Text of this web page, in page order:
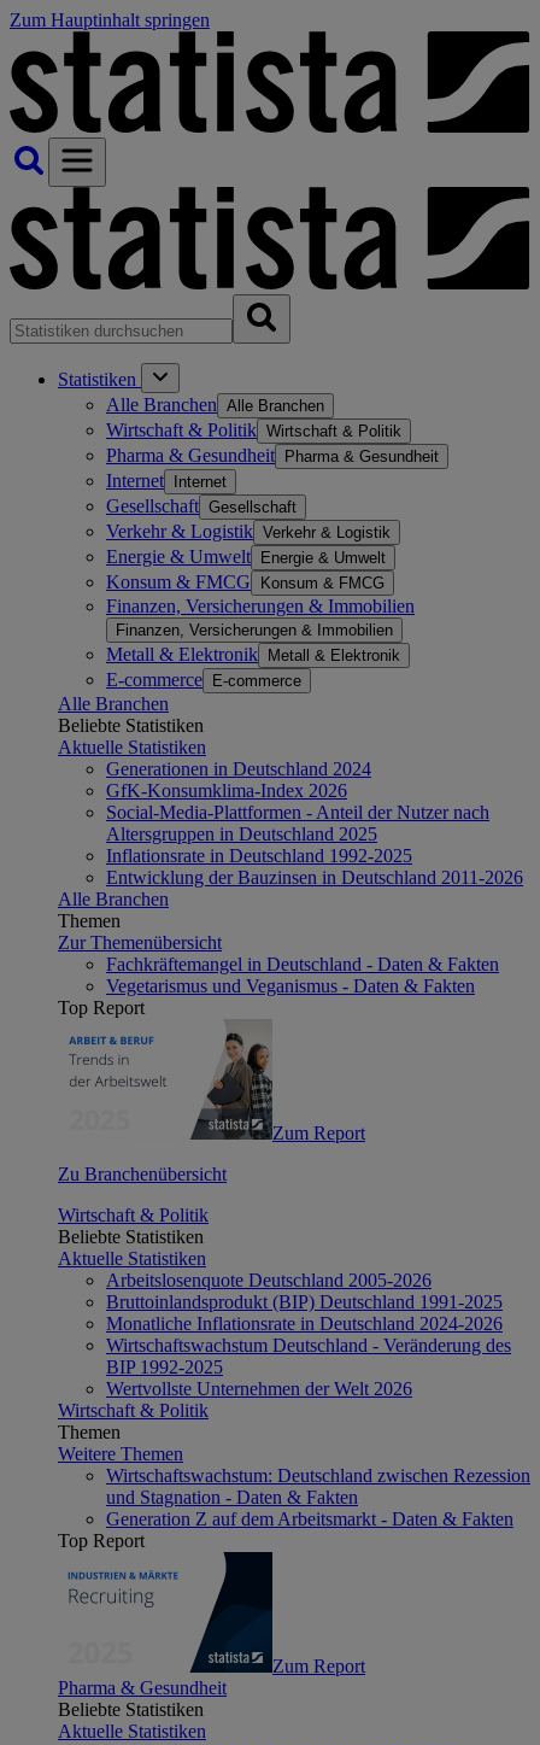
Zum Hauptinhalt springen
Statistiken
Alle Branchen Alle Branchen
Wirtschaft & Politik Wirtschaft & Politik
Pharma & Gesundheit Pharma & Gesundheit
Internet Internet
Gesellschaft Gesellschaft
Verkehr & Logistik Verkehr & Logistik
Energie & Umwelt Energie & Umwelt
Konsum & FMCG Konsum & FMCG
Finanzen, Versicherungen & Immobilien
Finanzen, Versicherungen & Immobilien
Metall & Elektronik Metall & Elektronik
E-commerce E-commerce
Alle Branchen
Beliebte Statistiken
Aktuelle Statistiken
Generationen in Deutschland 2024
GfK-Konsumklima-Index 2026
Social-Media-Plattformen - Anteil der Nutzer nach
Altersgruppen in Deutschland 2025
Inflationsrate in Deutschland 1992-2025
Entwicklung der Bauzinsen in Deutschland 2011-2026
Alle Branchen
Themen
Zur Themenübersicht
Fachkräftemangel in Deutschland - Daten & Fakten
Vegetarismus und Veganismus - Daten & Fakten
Top Report
Zum Report
Zu Branchenübersicht
Wirtschaft & Politik
Beliebte Statistiken
Aktuelle Statistiken
Arbeitslosenquote Deutschland 2005-2026
Bruttoinlandsprodukt (BIP) Deutschland 1991-2025
Monatliche Inflationsrate in Deutschland 2024-2026
Wirtschaftswachstum Deutschland - Veränderung des
BIP 1992-2025
Wertvollste Unternehmen der Welt 2026
Wirtschaft & Politik
Themen
Weitere Themen
Wirtschaftswachstum: Deutschland zwischen Rezession
und Stagnation - Daten & Fakten
Generation Z auf dem Arbeitsmarkt - Daten & Fakten
Top Report
Zum Report
Pharma & Gesundheit
Beliebte Statistiken
Aktuelle Statistiken